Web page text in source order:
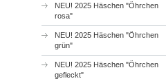
NEU! 2025 Häschen "Öhrchen
rosa"
NEU! 2025 Häschen "Öhrchen
grün"
NEU! 2025 Häschen "Öhrchen
gefleckt"